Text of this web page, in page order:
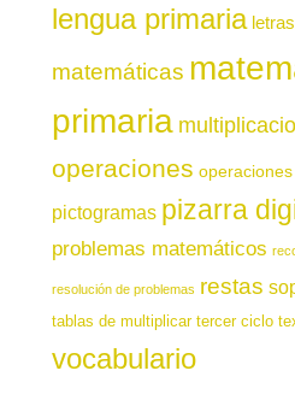
lengua primaria letras
matemáticas
primaria
operaciones
pictogramas pizarra
problemas matemáticos
resolución de problemas restas
tablas de multiplicar tercer ciclo
vocabulario